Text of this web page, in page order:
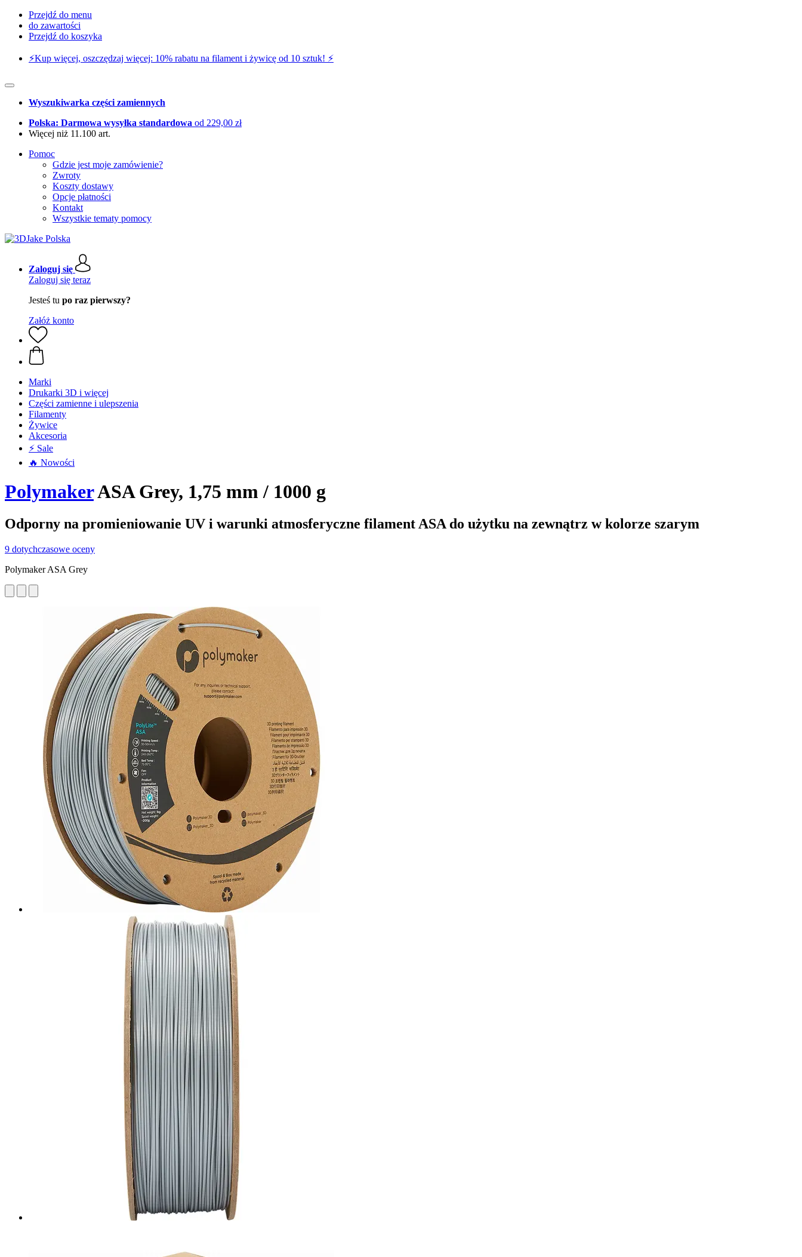
Przejdź do menu
do zawartości
Przejdź do koszyka
⚡️Kup więcej, oszczędzaj więcej: 10% rabatu na filament i żywicę od 10 sztuk! ⚡️
Wyszukiwarka części zamiennych
Polska: Darmowa wysyłka standardowa od 229,00 zł
Więcej niż 11.100 art.
Pomoc
Gdzie jest moje zamówienie?
Zwroty
Koszty dostawy
Opcje płatności
Kontakt
Wszystkie tematy pomocy
Zaloguj się
Zaloguj się teraz
Jesteś tu po raz pierwszy?
Załóż konto
Marki
Drukarki 3D i więcej
Części zamienne i ulepszenia
Filamenty
Żywice
Akcesoria
⚡ Sale
🔥 Nowości
PolymakerASA Grey, 1,75 mm / 1000 g
Odporny na promieniowanie UV i warunki atmosferyczne filament ASA do użytku na zewnątrz w kolorze szarym
9 dotychczasowe oceny
Polymaker ASA Grey